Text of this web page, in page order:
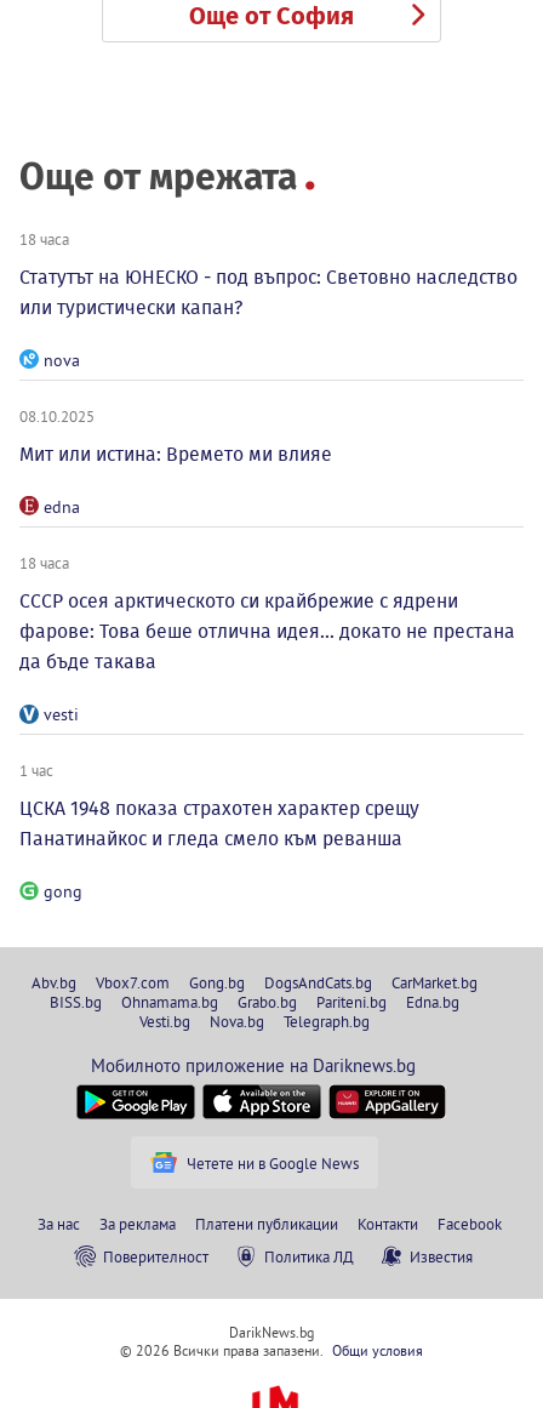
Още от София
Още от мрежата
18 часа
Статутът на ЮНЕСКО - под въпрос: Световно наследство
или туристически капан?
nova
08.10.2025
Мит или истина: Времето ми влияе
edna
18 часа
СССР осея арктическото си крайбрежие с ядрени
фарове: Това беше отлична идея... докато не престана
да бъде такава
vesti
1 час
ЦСКА 1948 показа страхотен характер срещу
Панатинайкос и гледа смело към реванша
gong
Abv.bg Vbox7.com Gong.bg DogsAndCats.bg
CarMarket.bg
BISS.bg
Ohnamama.bg Grabo.bg Pariteni.bg
Edna.bg
Vesti.bg
Nova.bg Telegraph.bg
Мобилното приложение на Dariknews.bg
Четете ни в Google News
За нас За реклама Платени публикации Контакти
Facebook
Поверителност
Политика ЛД Известия
DarikNews.bg
© 2026 Всички права запазени. Общи условия